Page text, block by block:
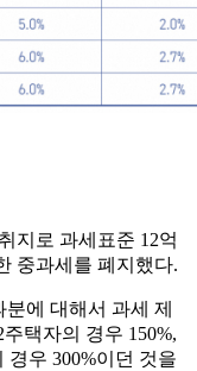
지로 과세표준 12억
중과세를 폐지했다.
에 대해서 과세 제
택자의 경우 150%,
우 300%이던 것을